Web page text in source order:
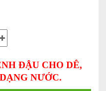
ĐẬU CHO DÊ,
NƯỚC.